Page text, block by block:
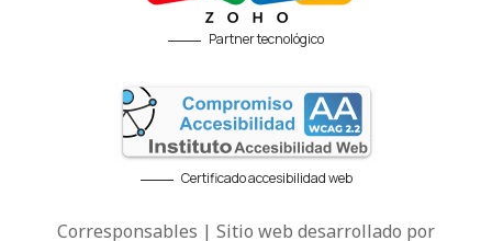
Partner tecnológico
Certificado accesibilidad web
Corresponsables | Sitio web desarrollado por